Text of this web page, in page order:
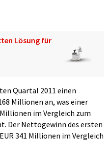
Lösung für
Quartal 2011 einen
Millionen an, was einer
im Vergleich zum
Der Nettogewinn des ersten
341 Millionen im Vergleich